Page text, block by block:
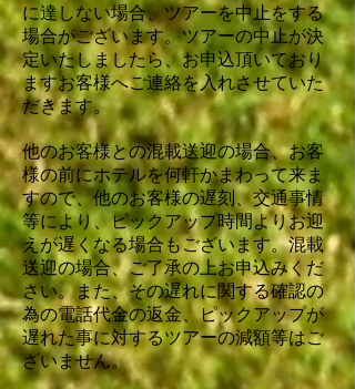
に達しない場合、ツアーを中止をする
場合がございます。ツアーの中止が決
定いたしましたら、お申込頂いており
ますお客様へご連絡を入れさせていた
だきます。
他のお客様との混載送迎の場合、お客
様の前にホテルを何軒かまわって来ま
すので、他のお客様の遅刻、交通事情
等により、ピックアップ時間よりお迎
えが遅くなる場合もございます。混載
送迎の場合、ご了承の上お申込みくだ
さい。また、その遅れに関する確認の
為の電話代金の返金、ピックアップが
遅れた事に対するツアーの減額等はご
ざいません。